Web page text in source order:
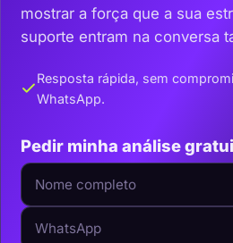
mostrar a força que a sua
suporte entram na conversa
Resposta rápida, sem
WhatsApp.
Pedir minha análise